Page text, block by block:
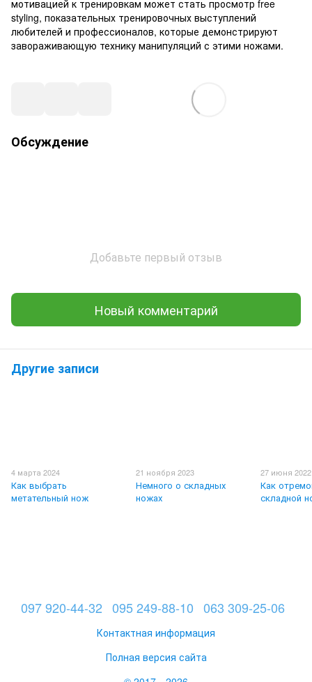
мотивацией к тренировкам может стать просмотр free
styling, показательных тренировочных выступлений
любителей и профессионалов, которые демонстрируют
завораживающую технику манипуляций с этими ножами.
Обсуждение
Добавьте первый отзыв
Новый комментарий
Другие записи
4 марта 2024
Как выбрать
метательный нож
21 ноября 2023
Немного о складных
ножах
27 июня 2022
Как
складной
097 920-44-32 095 249-88-10 063 309-25-06
Контактная информация
Полная версия сайта